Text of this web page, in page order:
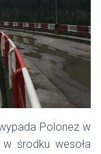
Polonez w
środku wesoła